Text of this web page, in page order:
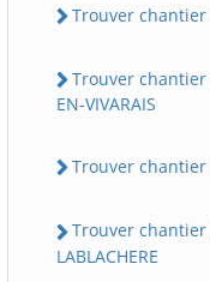
Trouver chantier
Trouver chantier
EN-VIVARAIS
Trouver chantier
Trouver
LABLACHERE